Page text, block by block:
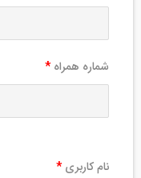
شماره همراه *
نام کاربری *